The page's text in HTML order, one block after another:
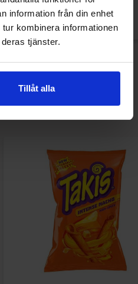
information från din enhet
kombinera informationen
tjänster.
Tillåt alla